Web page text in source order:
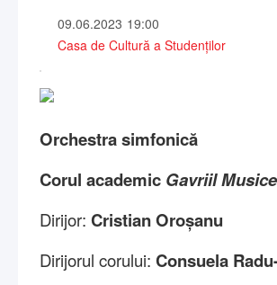
09.06.2023 19:00
Casa de Cultură a Studenților
Orchestra simfonică
Corul academic Gavriil
Dirijor: Cristian Oroșanu
Dirijorul corului: Consuela